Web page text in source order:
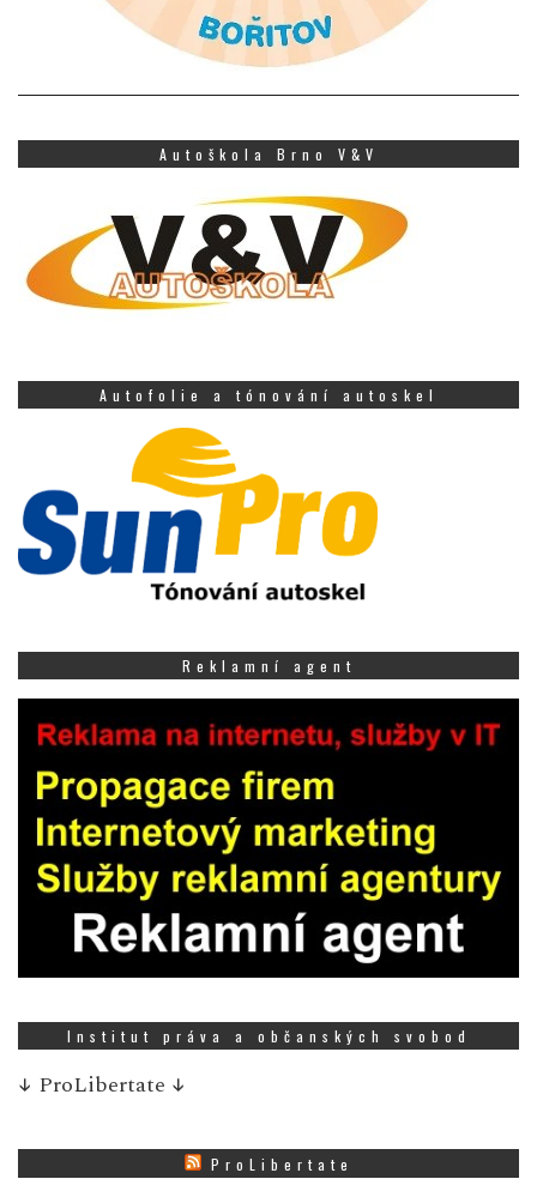
Autoškola Brno V&V
Autofolie a tónování autoskel
Reklamní agent
Institut práva a občanských svobod
↓ ProLibertate ↓
ProLibertate